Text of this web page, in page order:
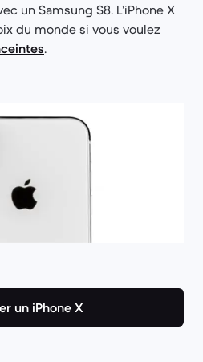
un Samsung S8. L’iPhone X
du monde si vous voulez
.
un iPhone X